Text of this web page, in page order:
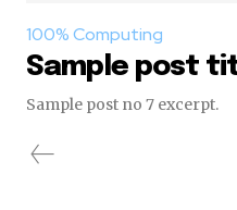
100% Computing
Sample post
Sample post no 7 excerpt.